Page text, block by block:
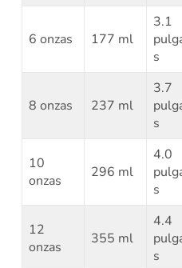
6 onzas 177 ml
3.1
s
8 onzas 237 ml
3.7
s
10
onzas
296 ml
4.0
s
12
onzas
355 ml
4.4
s